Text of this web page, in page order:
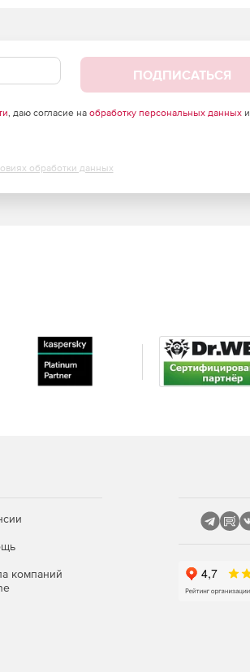
ПОДПИСАТЬСЯ
, даю согласие на обработку персональных данныхи
обработки данных
компаний